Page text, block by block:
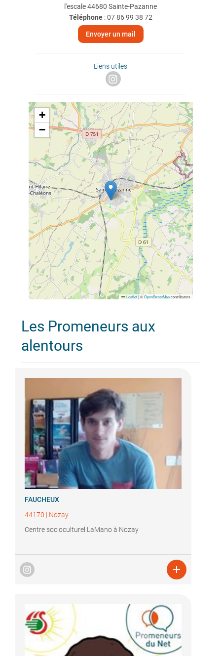
l'escale 44680 Sainte-Pazanne
Téléphone:07 86 99 38 72
Envoyer un mail
Liens utiles
+
−
Leaflet|©OpenStreetMapcontributors
Les Promeneurs aux
alentours
FAUCHEUX
44170 | Nozay
Centre socioculturel LaMano à Nozay
